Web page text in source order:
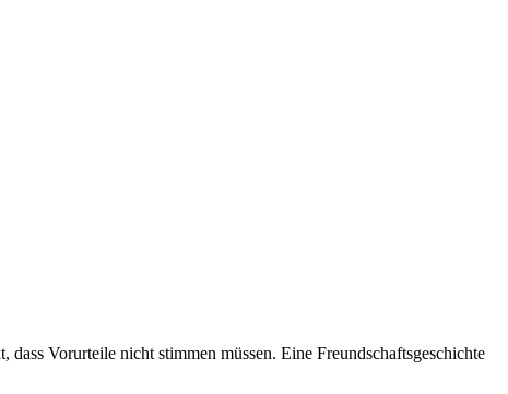
Vorurteile nicht stimmen müssen. Eine Freundschaftsgeschichte